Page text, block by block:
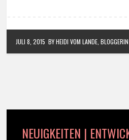
JULI 8, 2015 BY HEIDI VOM LANDE, BLOGGERIN
NEUIGKEITEN |